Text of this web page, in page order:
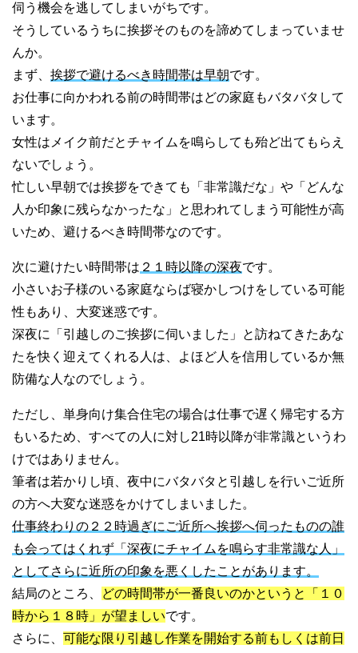
伺う機会を逃してしまいがちです。
そうしているうちに挨拶そのものを諦めてしまっていませ
んか。
まず、 挨拶で避けるべき時間帯は早朝です。
お仕事に向かわれる前の時間帯はどの家庭もバタバタして
います。
女性はメイク前だとチャイムを鳴らしても殆ど出てもらえ
ないでしょう。
忙しい早朝では挨拶をできても「非常識だな」や「どんな
人か印象に残らなかったな」と思われてしまう可能性が高
いため、避けるべき時間帯なのです。
次に避けたい時間帯は ２１時以降の深夜です。
小さいお子様のいる家庭ならば寝かしつけをしている可能
性もあり、大変迷惑です。
深夜に「引越しのご挨拶に伺いました」と訪ねてきたあな
たを快く迎えてくれる人は、よほど人を信用しているか無
防備な人なのでしょう。
ただし、単身向け集合住宅の場合は仕事で遅く帰宅する方
もいるため、すべての人に対し21時以降が非常識というわ
けではありません。
筆者は若かりし頃、夜中にバタバタと引越しを行いご近所
の方へ大変な迷惑をかけてしまいました。
仕事終わりの２２時過ぎにご近所へ挨拶へ伺ったものの誰
も会ってはくれず「深夜にチャイムを鳴らす非常識な人」
としてさらに近所の印象を悪くしたことがあります。
結局のところ、
どの時間帯が一番良いのかというと「１０
時から１８時」が望ましいです。
さらに、 可能な限り引越し作業を開始する前もしくは前日